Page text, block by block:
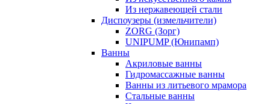
Из нержавеющей стали
Диспоузеры (измельчители)
ZORG (Зорг)
UNIPUMP (Юнипамп)
Ванны
Акриловые ванны
Гидромассажные ванны
Ванны из литьевого мрамора
Стальные ванны